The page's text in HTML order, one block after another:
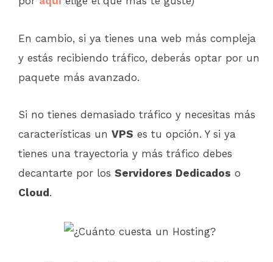
En cambio, si ya tienes una web más compleja
y estás recibiendo tráfico, deberás optar por un
paquete más avanzado.
Si no tienes demasiado tráfico y necesitas más
características un VPS es tu opción. Y si ya
tienes una trayectoria y más tráfico debes
decantarte por los Servidores Dedicados o
Cloud .